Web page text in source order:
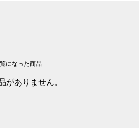
になった商品
がありません。